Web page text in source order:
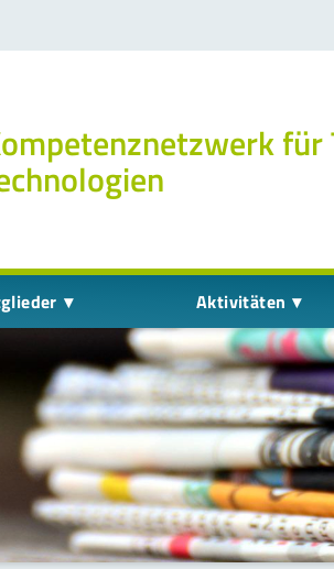
Aktivitäten